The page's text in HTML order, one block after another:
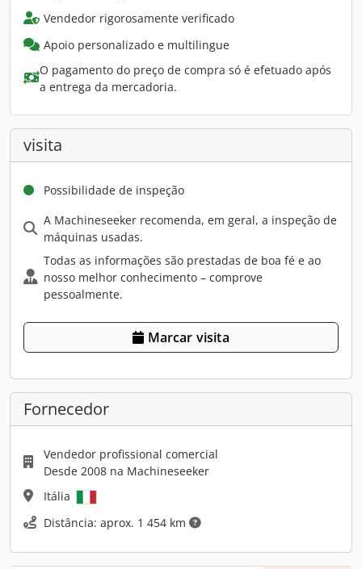
Vendedor rigorosamente verificado
Apoio personalizado e multilingue
O pagamento do preço de compra só é efetuado após
a entrega da mercadoria.
visita
Possibilidade de inspeção
A Machineseeker recomenda, em geral, a inspeção de
máquinas usadas.
Todas as informações são prestadas de boa fé e ao
nosso melhor conhecimento – comprove
pessoalmente.
Marcar visita
Fornecedor
Vendedor profissional comercial
Desde 2008 na Machineseeker
Itália
Distância: aprox. 1 454 km